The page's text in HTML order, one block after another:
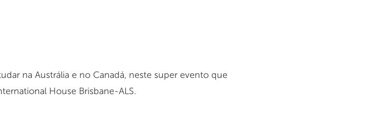
na Austrália e no Canadá, neste super evento que
House Brisbane-ALS.